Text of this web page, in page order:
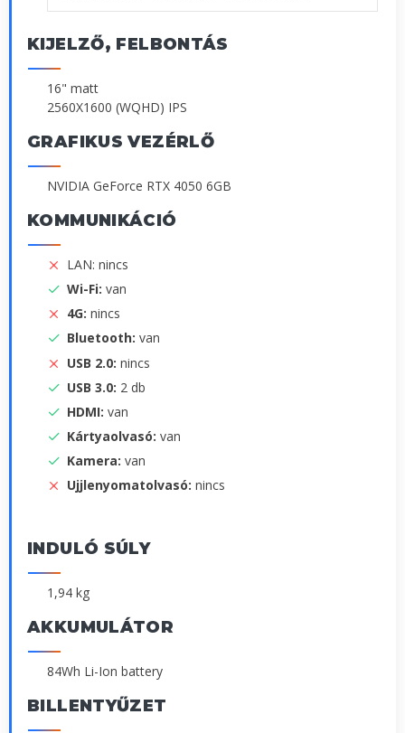
KIJELZŐ, FELBONTÁS
16" matt
2560X1600 (WQHD) IPS
GRAFIKUS VEZÉRLŐ
NVIDIA GeForce RTX 4050 6GB
KOMMUNIKÁCIÓ
LAN: nincs
Wi-Fi: van
4G: nincs
Bluetooth: van
USB 2.0: nincs
USB 3.0: 2 db
HDMI: van
Kártyaolvasó: van
Kamera: van
Ujjlenyomatolvasó: nincs
INDULÓ SÚLY
1,94 kg
AKKUMULÁTOR
84Wh Li-Ion battery
BILLENTYŰZET